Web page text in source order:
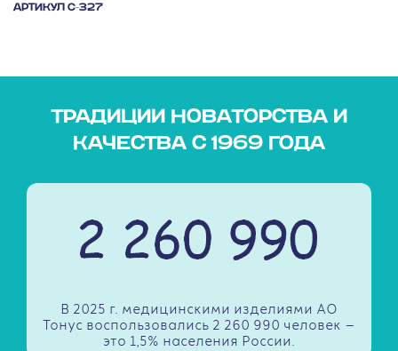
АРТИКУЛ С-327
ТРАДИЦИИ НОВАТОРСТВА И
КАЧЕСТВА С 1969 ГОДА
В 2025 г. медицинскими изделиями АО
Тонус воспользовались 2 260 990 человек —
это 1,5% населения России.